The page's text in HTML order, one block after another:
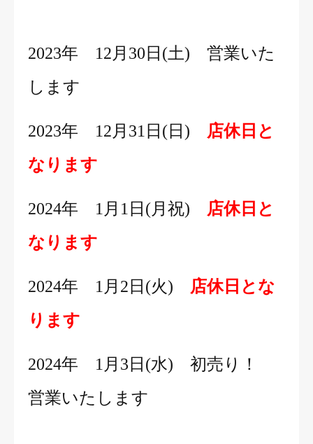
2023年 12月30日(土) 営業いた
します
2023年 12月31日(日)
店休日と
なります
2024年 1月1日(月祝)
店休日と
なります
2024年 1月2日(火)
店休日とな
ります
2024年 1月3日(水) 初売り！
営業いたします